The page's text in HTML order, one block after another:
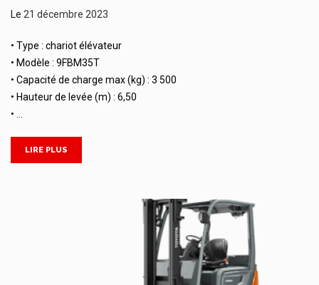
Le 21 décembre 2023
• Type : chariot élévateur
• Modèle : 9FBM35T
• Capacité de charge max (kg) : 3 500
• Hauteur de levée (m) : 6,50
• …
LIRE PLUS